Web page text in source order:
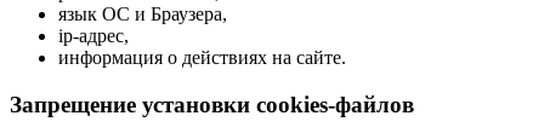
язык ОС и Браузера,
ip-адрес,
информация о действиях на сайте.
Запрещение установки cookies-файлов